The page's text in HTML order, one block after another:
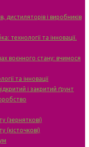
і виробників
технології та інновації.
воєнного стану: вчимося
та інновації
і закритий ґрунт
(зерняткові)
(кісточкові)